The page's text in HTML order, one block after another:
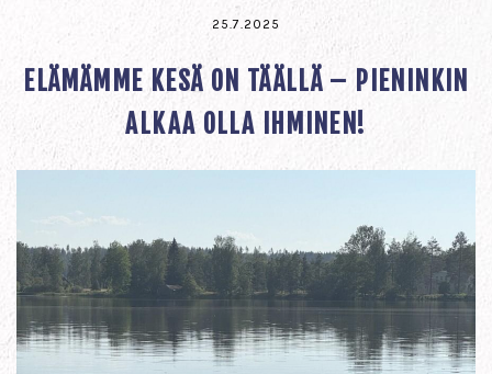
25.7.2025
ELÄMÄMME KESÄ ON TÄÄLLÄ – PIENINKIN
ALKAA OLLA IHMINEN!